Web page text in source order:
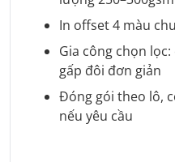
In offset 4 màu
Gia công chọn
gấp đôi đơn giản
Đóng gói theo lô,
nếu yêu cầu